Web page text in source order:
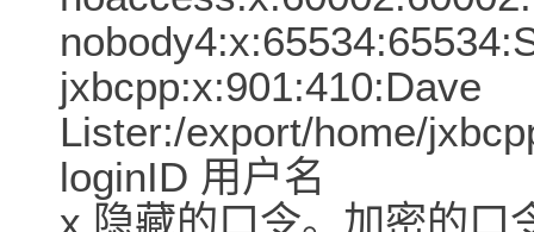
jxbcpp:x:901:410:Dave
Lister:/export/home/
loginID 用户名
x 隐藏的口令。加密的